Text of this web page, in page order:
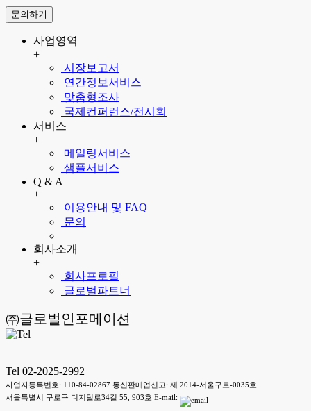
문의하기
사업영역
+
시장보고서
연간정보서비스
맞춤형조사
국제컨퍼런스/전시회
서비스
+
메일링서비스
샘플서비스
Q & A
+
이용안내 및 FAQ
문의
회사소개
+
회사프로필
글로벌파트너
㈜글로벌인포메이션
Tel 02-2025-2992
사업자등록번호: 110-84-02867 통신판매업신고: 제 2014-서울구로-0035호
서울특별시 구로구 디지털로34길 55, 903호 E-mail: